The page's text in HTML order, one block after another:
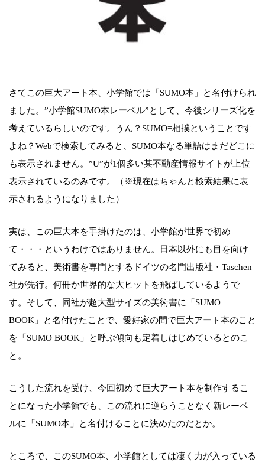
さてこの巨大アート本、小学館では「SUMO本」と名付けられ
ました。”小学館SUMO本レーベル”として、今後シリーズ化を
考えているらしいのです。うん？SUMO=相撲ということです
よね？Webで検索してみると、SUMO本なる単語はまだどこに
も表示されません。”U”が1個多い某不動産情報サイトが上位
表示されているのみです。（※現在はちゃんと検索結果に表
示されるようになりました）
実は、この巨大本を手掛けたのは、小学館が世界で初め
て・・・というわけではありません。日本以外にも目を向け
てみると、美術書を専門とするドイツの名門出版社・Taschen
社が先行。何冊か世界的な大ヒットを飛ばしているようで
す。そして、同社が超大型サイズの美術書に「SUMO
BOOK」と名付けたことで、愛好家の間で巨大アート本のこと
を「SUMO BOOK」と呼ぶ傾向も定着しはじめているとのこ
と。
こうした流れを受け、今回初めて巨大アート本を制作するこ
とになった小学館でも、この流れに逆らうことなく新レーベ
ルに「SUMO本」と名付けることに決めたのだとか。
ところで、このSUMO本、小学館としては凄く力が入っている